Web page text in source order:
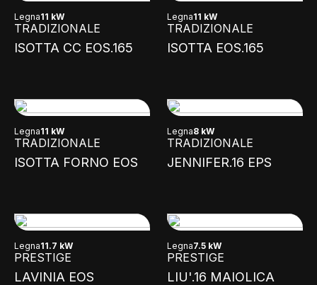
Legna11 kW
TRADIZIONALE
ISOTTA CC EOS.165
Legna11 kW
TRADIZIONALE
ISOTTA EOS.165
Legna11 kW
TRADIZIONALE
ISOTTA FORNO EOS
Legna8 kW
TRADIZIONALE
JENNIFER.16 EPS
Legna11.7 kW
PRESTIGE
LAVINIA EOS
Legna7.5 kW
PRESTIGE
LIU'.16 MAIOLICA